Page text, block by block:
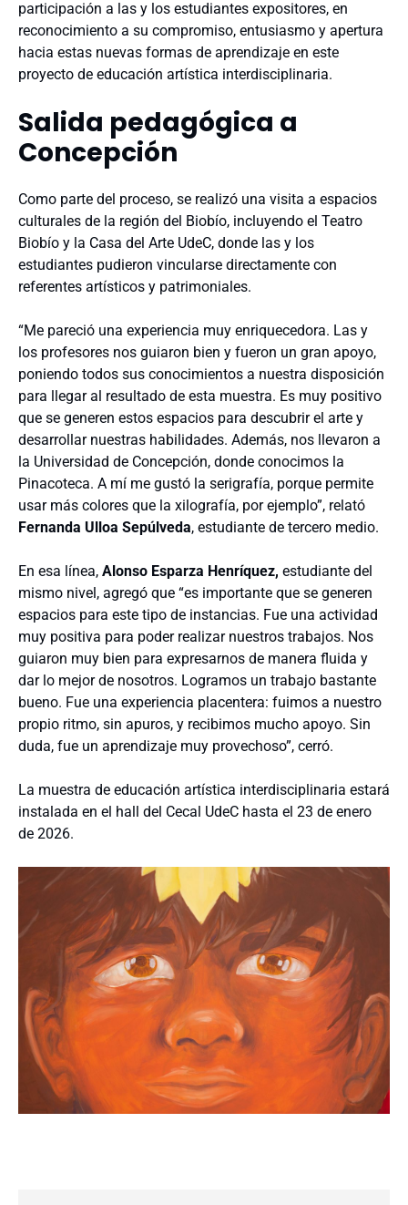
participación a las y los estudiantes expositores, en
reconocimiento a su compromiso, entusiasmo y apertura
hacia estas nuevas formas de aprendizaje en este
proyecto de educación artística interdisciplinaria.
Salida pedagógica a
Concepción
Como parte del proceso, se realizó una visita a espacios
culturales de la región del Biobío, incluyendo el Teatro
Biobío y la Casa del Arte UdeC, donde las y los
estudiantes pudieron vincularse directamente con
referentes artísticos y patrimoniales.
“Me pareció una experiencia muy enriquecedora. Las y
los profesores nos guiaron bien y fueron un gran apoyo,
poniendo todos sus conocimientos a nuestra disposición
para llegar al resultado de esta muestra. Es muy positivo
que se generen estos espacios para descubrir el arte y
desarrollar nuestras habilidades. Además, nos llevaron a
la Universidad de Concepción, donde conocimos la
Pinacoteca. A mí me gustó la serigrafía, porque permite
usar más colores que la xilografía, por ejemplo”, relató
Fernanda Ulloa Sepúlveda, estudiante de tercero medio.
En esa línea, Alonso Esparza Henríquez, estudiante del
mismo nivel, agregó que “es importante que se generen
espacios para este tipo de instancias. Fue una actividad
muy positiva para poder realizar nuestros trabajos. Nos
guiaron muy bien para expresarnos de manera fluida y
dar lo mejor de nosotros. Logramos un trabajo bastante
bueno. Fue una experiencia placentera: fuimos a nuestro
propio ritmo, sin apuros, y recibimos mucho apoyo. Sin
duda, fue un aprendizaje muy provechoso”, cerró.
La muestra de educación artística interdisciplinaria estará
instalada en el hall del Cecal UdeC hasta el 23 de enero
de 2026.